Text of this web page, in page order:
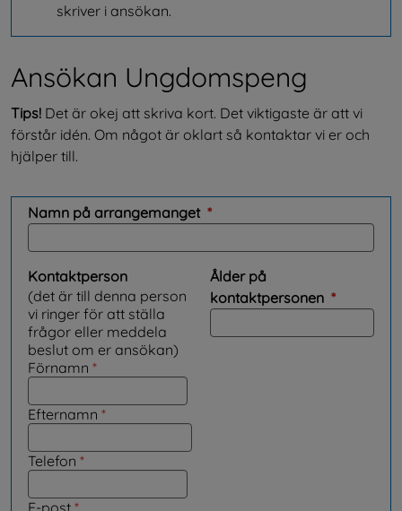
skriver i ansökan.
Ansökan Ungdomspeng
Tips! Det är okej att skriva kort. Det viktigaste är att vi
förstår idén. Om något är oklart så kontaktar vi er och
hjälper till.
Namn på arrangemanget *(obligatorisk)
Kontaktperson
(det är till denna person
vi ringer för att ställa
frågor eller meddela
beslut om er ansökan)
Kontaktperson
Förnamn *(obligatorisk)
Efternamn *(obligatorisk)
Telefon *(obligatorisk)
(obligatorisk)
Ålder på
kontaktpersonen *